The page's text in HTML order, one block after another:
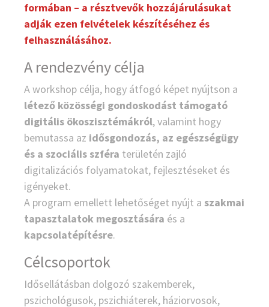
formában – a résztvevők hozzájárulásukat
adják ezen felvételek készítéséhez és
felhasználásához.
A rendezvény célja
A workshop célja, hogy átfogó képet nyújtson a
létező közösségi gondoskodást támogató
digitális ökoszisztémákról, valamint hogy
bemutassa az idősgondozás, az egészségügy
és a szociális szféra területén zajló
digitalizációs folyamatokat, fejlesztéseket és
igényeket.
A program emellett lehetőséget nyújt a szakmai
tapasztalatok megosztására és a
kapcsolatépítésre.
Célcsoportok
Idősellátásban dolgozó szakemberek,
pszichológusok, pszichiáterek, háziorvosok,